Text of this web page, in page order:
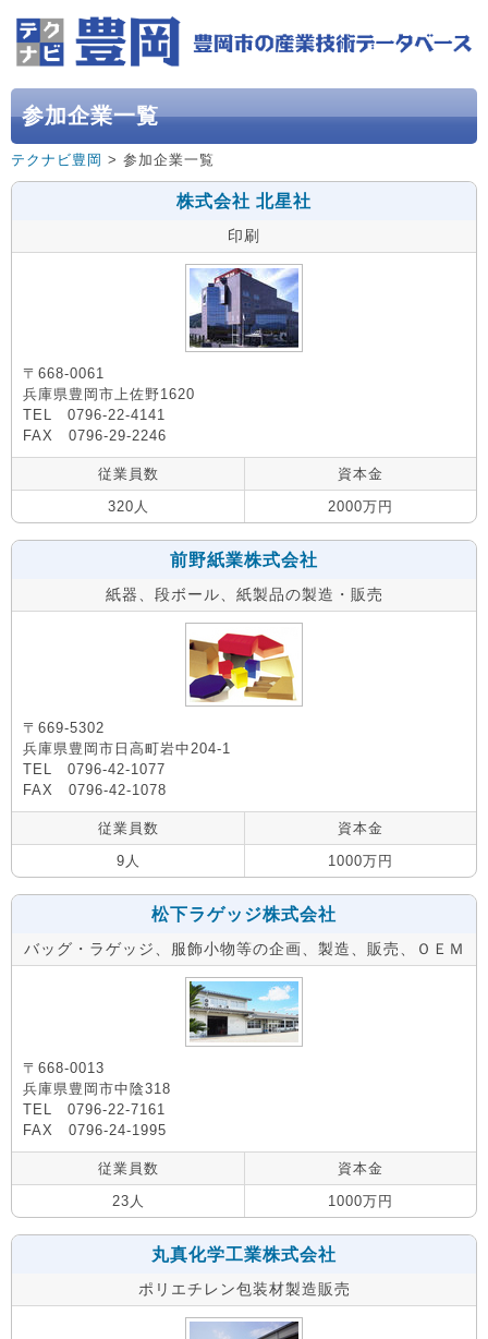
参加企業一覧
テクナビ豊岡 > 参加企業一覧
株式会社 北星社
印刷
〒668-0061
兵庫県豊岡市上佐野1620
TEL 0796-22-4141
FAX 0796-29-2246
従業員数
資本金
320人
2000万円
前野紙業株式会社
紙器、段ボール、紙製品の製造・販売
〒669-5302
兵庫県豊岡市日高町岩中204-1
TEL 0796-42-1077
FAX 0796-42-1078
従業員数
資本金
9人
1000万円
松下ラゲッジ株式会社
バッグ・ラゲッジ、服飾小物等の企画、製造、販売、ＯＥＭ
〒668-0013
兵庫県豊岡市中陰318
TEL 0796-22-7161
FAX 0796-24-1995
従業員数
資本金
23人
1000万円
丸真化学工業株式会社
ポリエチレン包装材製造販売